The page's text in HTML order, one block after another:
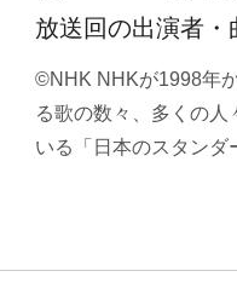
放送回の出演者・
©NHK NHKが1998年
る歌の数々、多くの人
いる「日本のスタン